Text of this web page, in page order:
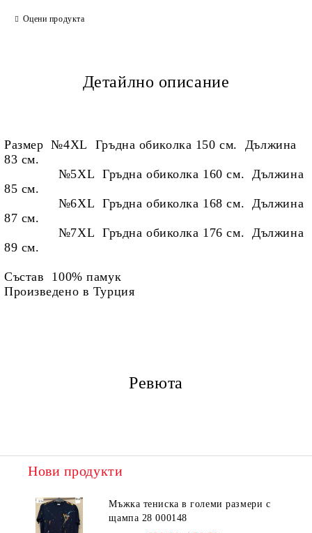
Оцени продукта
Детайлно описание
Размер №4XL Гръдна обиколка 150 см. Дължина
83 см.
№5XL Гръдна обиколка 160 см. Дължина
85 см.
№6XL Гръдна обиколка 168 см. Дължина
87 см.
№7XL Гръдна обиколка 176 см. Дължина
89 см.
Състав 100% памук
Произведено в Турция
Ревюта
Нови продукти
Мъжка тениска в големи размери с
щампа 28 000148